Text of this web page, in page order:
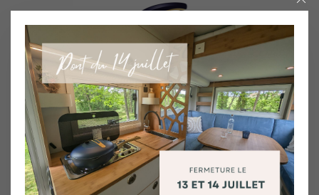
Menu
BRISEBRAS AGENCEMENT C'EST 30 ANS DE SAVOIR-
FAIRE ET D'EXPÉRIENCE A VOTRE SERVICE.